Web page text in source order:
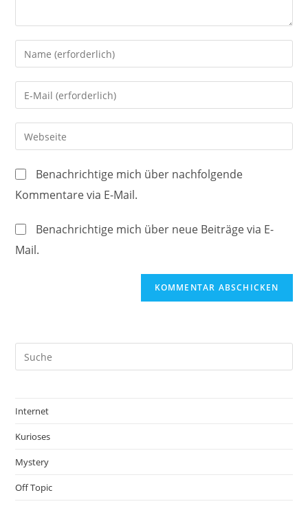
Gib
deinen
Namen
oder
Benutzernamen
zum
ein
Gib
deine
E-
Mail-
zum
Kommentieren
Gib
deine
Website-
URL
ein
Benachrichtige mich über nachfolgende
Kommentare via E-Mail.
Benachrichtige mich über neue Beiträge via E-
Mail.
Internet
Kurioses
Mystery
Off Topic